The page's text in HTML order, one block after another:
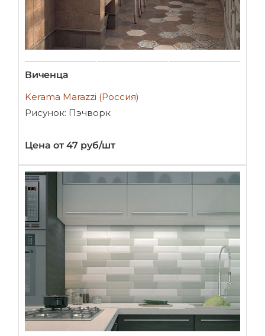
Виченца
Kerama Marazzi (Россия)
Рисунок: Пэчворк
Цена от 47 руб/шт